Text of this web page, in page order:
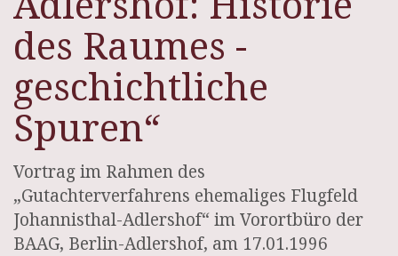
des Raumes -
geschichtliche
Spuren“
Vortrag im Rahmen des
„Gutachterverfahrens ehemaliges Flugfeld
Johannisthal-Adlershof“ im Vorortbüro der
BAAG, Berlin-Adlershof, am 17.01.1996